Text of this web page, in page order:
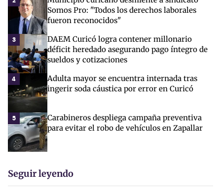
Somos Pro: "Todos los derechos laborales
fueron reconocidos"
3
DAEM Curicó logra contener millonario
déficit heredado asegurando pago íntegro de
sueldos y cotizaciones
4
Adulta mayor se encuentra internada tras
ingerir soda cáustica por error en Curicó
5
Carabineros despliega campaña preventiva
para evitar el robo de vehículos en Zapallar
Seguir leyendo